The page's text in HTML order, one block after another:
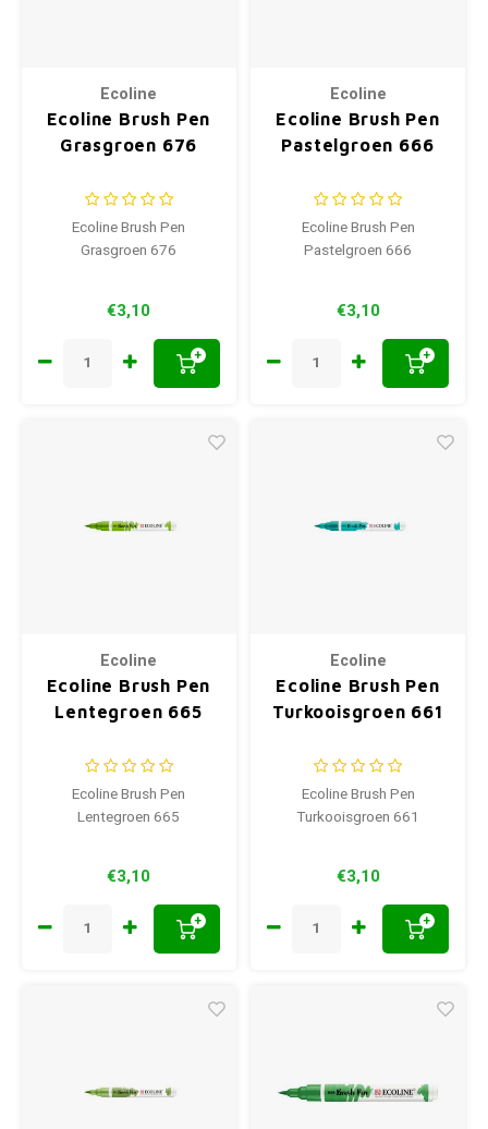
Ecoline
Ecoline Brush Pen
Grasgroen 676
Ecoline Brush Pen
Grasgroen 676
€3,10
+
Ecoline
Ecoline Brush Pen
Pastelgroen 666
Ecoline Brush Pen
Pastelgroen 666
€3,10
+
Ecoline
Ecoline Brush Pen
Lentegroen 665
Ecoline Brush Pen
Lentegroen 665
€3,10
+
Ecoline
Ecoline Brush Pen
Turkooisgroen 661
Ecoline Brush Pen
Turkooisgroen 661
€3,10
+